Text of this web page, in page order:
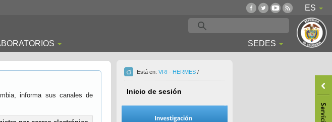
ES
SEDES
informa sus canales de
Está en: VRI - HERMES /
Inicio de sesión